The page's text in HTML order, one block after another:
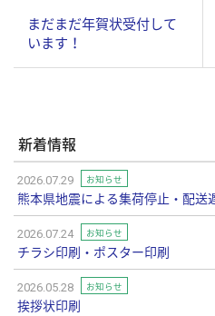
まだまだ年賀状受付して
います！
新着情報
2026.07.29 お知らせ
熊本県地震による集荷停止・配送
2026.07.24 お知らせ
チラシ印刷・ポスター印刷
2026.05.28 お知らせ
挨拶状印刷